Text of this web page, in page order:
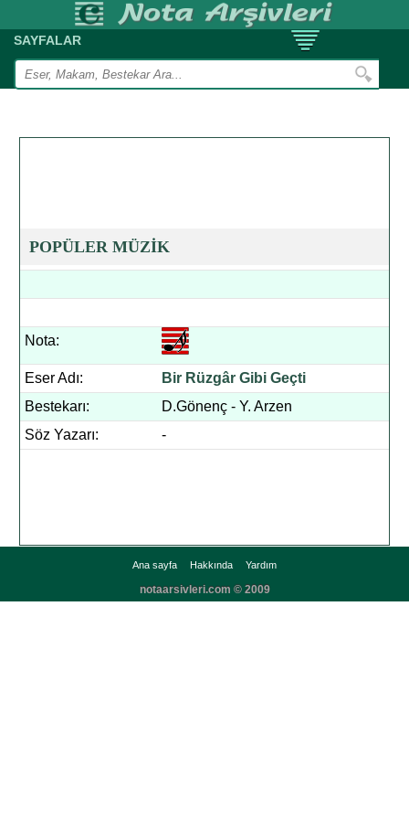
SAYFALAR
POPÜLER MÜZİK
Nota:
Eser Adı:
Bir Rüzgâr Gibi Geçti
Bestekarı:
D.Gönenç - Y. Arzen
Söz Yazarı:
-
Ana sayfa Hakkında Yardım
notaarsivleri.com © 2009